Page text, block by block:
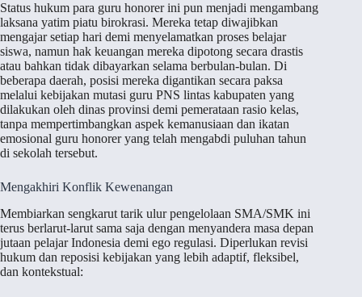
Status hukum para guru honorer ini pun menjadi mengambang
laksana yatim piatu birokrasi. Mereka tetap diwajibkan
mengajar setiap hari demi menyelamatkan proses belajar
siswa, namun hak keuangan mereka dipotong secara drastis
atau bahkan tidak dibayarkan selama berbulan-bulan. Di
beberapa daerah, posisi mereka digantikan secara paksa
melalui kebijakan mutasi guru PNS lintas kabupaten yang
dilakukan oleh dinas provinsi demi pemerataan rasio kelas,
tanpa mempertimbangkan aspek kemanusiaan dan ikatan
emosional guru honorer yang telah mengabdi puluhan tahun
di sekolah tersebut.
Mengakhiri Konflik Kewenangan
Membiarkan sengkarut tarik ulur pengelolaan SMA/SMK ini
terus berlarut-larut sama saja dengan menyandera masa depan
jutaan pelajar Indonesia demi ego regulasi. Diperlukan revisi
hukum dan reposisi kebijakan yang lebih adaptif, fleksibel,
dan kontekstual: